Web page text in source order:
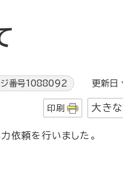
ジ番号1088092 更新日
印刷 大き
依頼を行いました。